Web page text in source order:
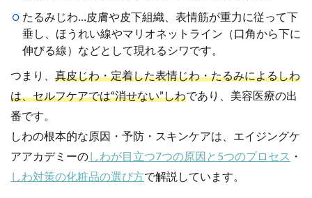
たるみじわ…皮膚や皮下組織、表情筋が重力に従って下
垂し、ほうれい線やマリオネットライン（口角から下に
伸びる線）などとして現れるシワです。
つまり、 真皮じわ・定着した表情じわ・たるみによるしわ
は、セルフケアでは“消せない”しわであり、美容医療の出
番です。
しわの根本的な原因・予防・スキンケアは、エイジングケ
アアカデミーのしわが目立つ7つの原因と5つのプロセス
・
しわ対策の化粧品の選び方で解説しています。